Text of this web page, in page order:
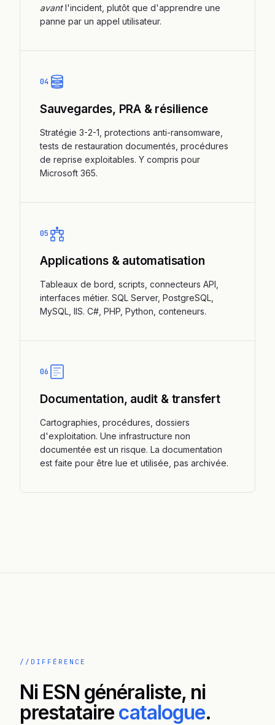
avantl'incident, plutôt que d'apprendre une
panne par un appel utilisateur.
04
Sauvegardes, PRA & résilience
Stratégie 3-2-1, protections anti-ransomware,
tests de restauration documentés, procédures
de reprise exploitables. Y compris pour
Microsoft 365.
05
Applications & automatisation
Tableaux de bord, scripts, connecteurs API,
interfaces métier. SQL Server, PostgreSQL,
MySQL, IIS. C#, PHP, Python, conteneurs.
06
Documentation, audit & transfert
Cartographies, procédures, dossiers
d'exploitation. Une infrastructure non
documentée est un risque. La documentation
est faite pour être lue et utilisée, pas archivée.
DIFFÉRENCE
Ni ESN généraliste, ni
prestatairecatalogue.